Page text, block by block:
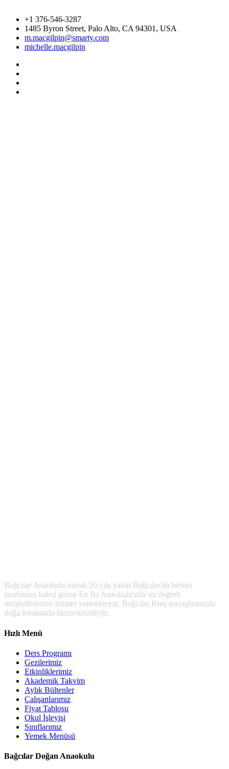
+1 376-546-3287
1485 Byron Street, Palo Alto, CA 94301, USA
m.macgilpin@smarty.com
michelle.macgilpin
Bağcılar Anaokulu olarak 20 yıla yakın Bağcılar'da herkes
tarafından kabul gören En İyi Anaokulu'nda siz değerli
müşterilerimize hizmet vermekteyiz. Bağcılar Kreş arayışlarınızda
doğa temamızla hizmetinizdeyiz.
Hızlı Menü
Ders Programı
Gezilerimiz
Etkinliklerimiz
Akademik Takvim
Aylık Bültenler
Çalışanlarımız
Fiyat Tablosu
Okul İşleyişi
Sınıflarımız
Yemek Menüsü
Bağcılar Doğan Anaokulu